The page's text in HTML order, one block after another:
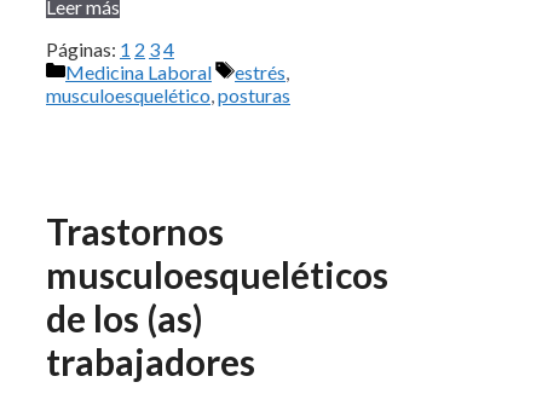
Leer más
Páginas: 1 2 34
Categorías
Medicina Laboral Etiquetas
estrés,
musculoesquelético,posturas
Trastornos
musculoesqueléticos
de los (as)
trabajadores